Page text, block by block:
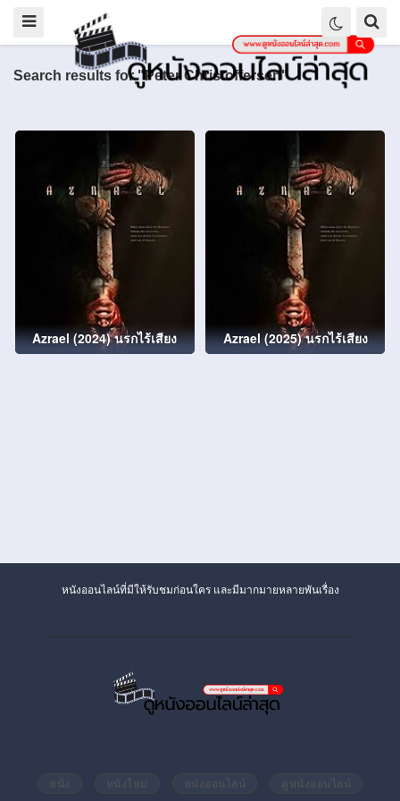
Search results for "Peter Christoffersen"
Azrael (2024) นรกไร้เสียง Azrael (2025) นรกไร้เสียง
หนังออนไลน์ที่มีให้รับชมก่อนใคร และมีมากมายหลายพันเรื่อง
หนัง หนังใหม่ หนังออนไลน์ ดูหนังออนไลน์